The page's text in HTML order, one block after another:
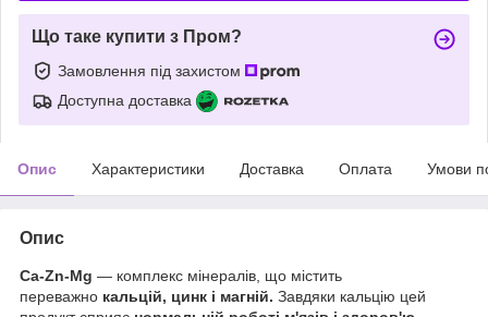
Що таке купити з Пром?
Замовлення під захистом
Доступна доставка
Опис Характеристики Доставка Оплата Умови
Опис
Ca-Zn-Mg — комплекс мінералів, що містить
переважно кальцій, цинк і магній. Завдяки кальцію цей